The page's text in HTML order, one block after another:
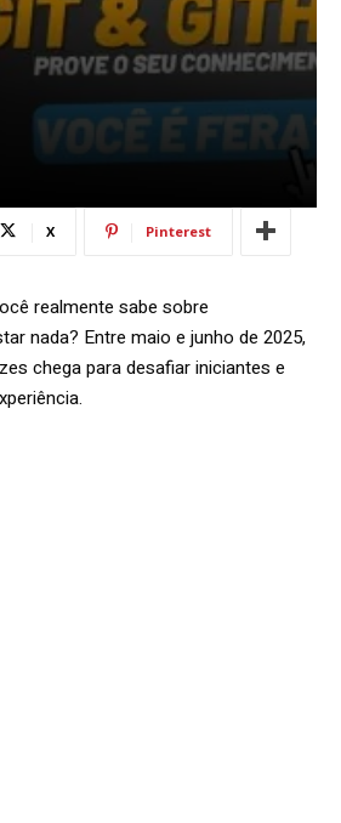
X Pinterest
realmente sabe sobre
nada? Entre maio e junho de 2025,
chega para desafiar iniciantes e